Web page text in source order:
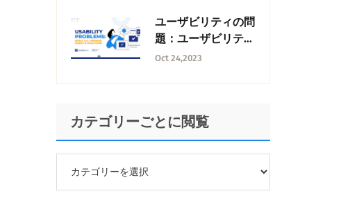
ユーザビリティの問
題：ユーザビリティ
の問題とは何か、よ
Oct 24,2023
カテゴリーごとに閲覧
ゴ